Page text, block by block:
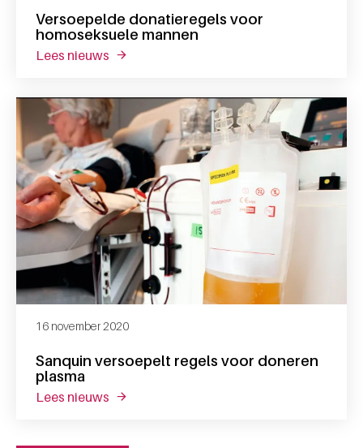
Versoepelde donatieregels voor
homoseksuele mannen
lees nieuws over versoepelde donatieregels voor
Sanquin versoepelt regels voor doneren
plasma
16 november 2020
lees nieuws over sanquin versoepelt regels voor